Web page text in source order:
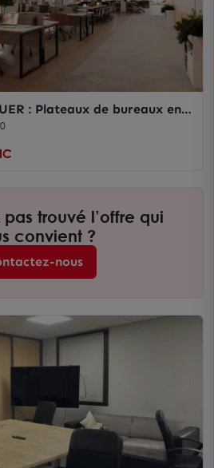
: Plateaux de bureaux en
en-Jarez
pas trouvé l’offre qui
convient ?
nous